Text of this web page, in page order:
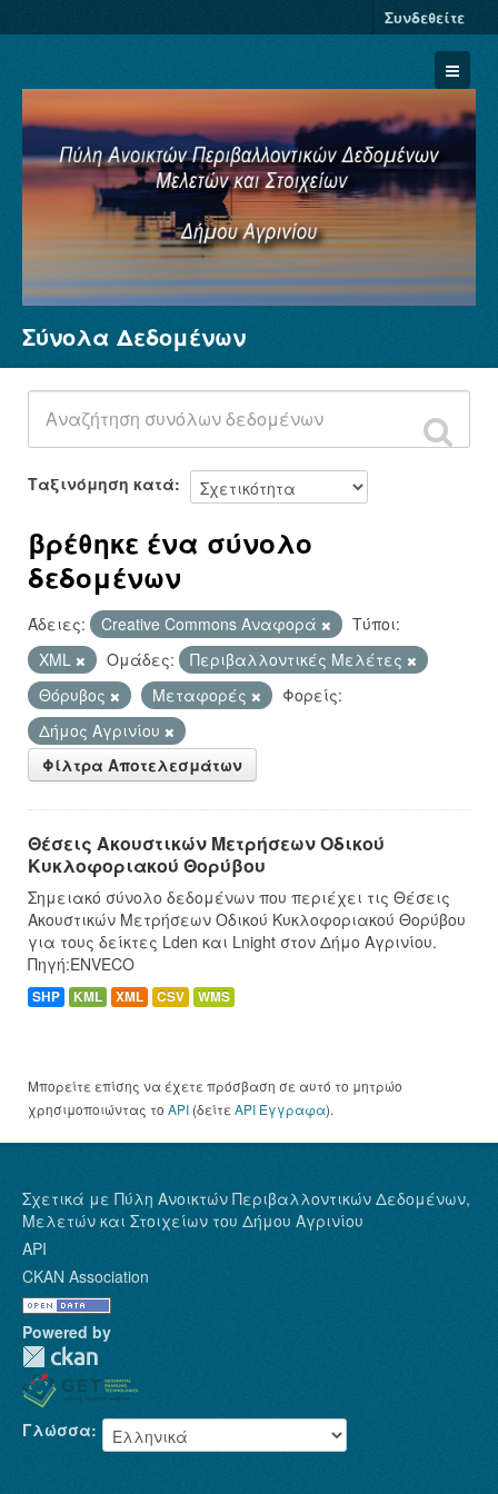
Συνδεθείτε
Σύνολα Δεδομένων
Φορείς
Ομάδες
Σχετικά
Σύνολα Δεδομένων
Ταξινόμηση κατά
βρέθηκε ένα σύνολο
δεδομένων
Άδειες: Creative Commons Αναφορά
Τύποι:
XML
Ομάδες:
Περιβαλλοντικές Μελέτες
Θόρυβος
Μεταφορές
Φορείς:
Δήμος Αγρινίου
Φίλτρα Αποτελεσμάτων
Θέσεις Ακουστικών Μετρήσεων Οδικού
Κυκλοφοριακού Θορύβου
Σημειακό σύνολο δεδομένων που περιέχει τις Θέσεις
Ακουστικών Μετρήσεων Οδικού Κυκλοφοριακού Θορύβου
για τους δείκτες Lden και Lnight στον Δήμο Αγρινίου.
Πηγή:ENVECO
SHP KML XML CSV WMS
Μπορείτε επίσης να έχετε πρόσβαση σε αυτό το μητρώο
χρησιμοποιώντας το API (δείτε API Έγγραφα).
Σχετικά με Πύλη Ανοικτών Περιβαλλοντικών Δεδομένων,
Μελετών και Στοιχείων του Δήμου Αγρινίου
API
CKAN Association
Powered by
Γλώσσα